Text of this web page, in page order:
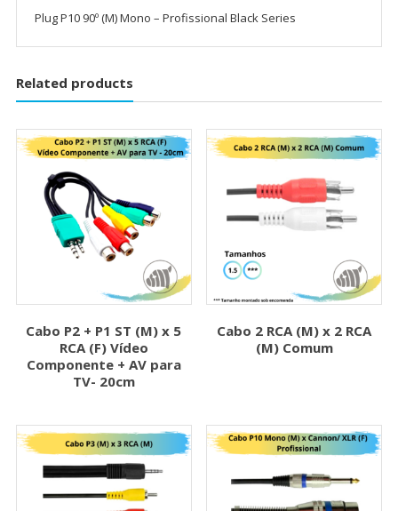
Plug P10 90º (M) Mono – Profissional Black Series
Related products
Cabo P2 + P1 ST (M) x 5
RCA (F) Vídeo
Componente + AV para
TV- 20cm
Cabo 2 RCA (M) x 2 RCA
(M) Comum